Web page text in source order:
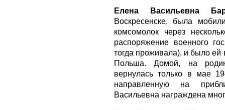
Елена Васильевна
Воскресенске, была
комсомолок через
распоряжение военного
тогда проживала), и было ей
Польша. Домой, на
вернулась только в мае
направленную на
Васильевна награждена